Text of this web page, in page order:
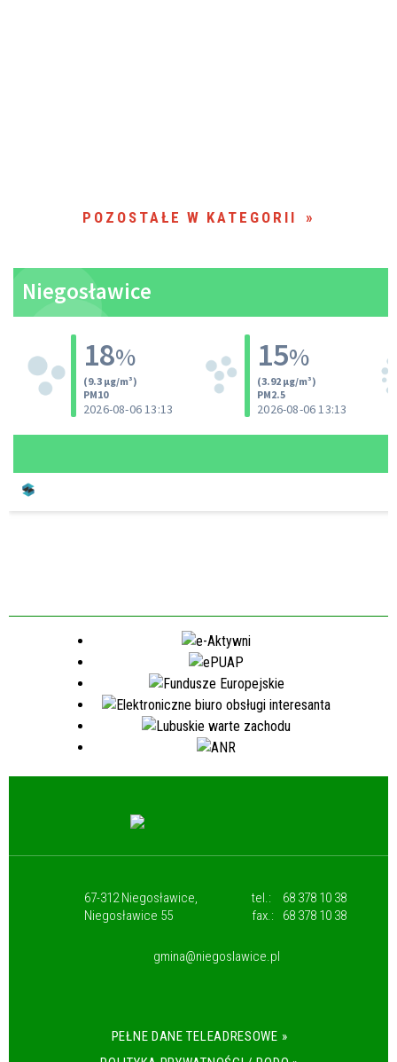
POZOSTAŁE W KATEGORII
67-312 Niegosławice,
Niegosławice 55
tel.:
68 378 10 38
fax.:
68 378 10 38
gmina@niegoslawice.pl
PEŁNE DANE TELEADRESOWE »